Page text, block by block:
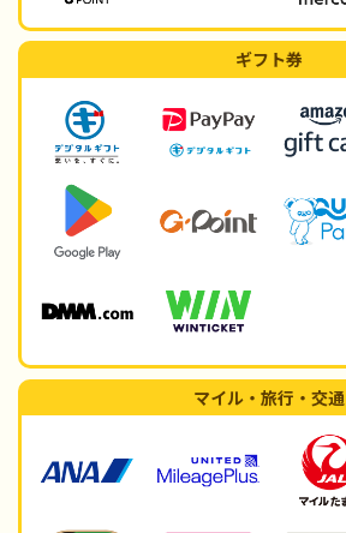
ギフト券
マイル・旅行・交通